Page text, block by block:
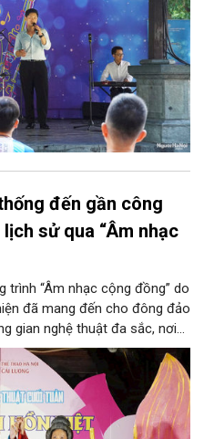
đến gần công
sử qua “Âm nhạc
trình “Âm nhạc cộng đồng” do
đã mang đến cho đông đảo
gian nghệ thuật đa sắc, nơi
cổ và các tiết mục múa
phố đi bộ hồ Hoàn Kiếm. Đặc
các nghệ sĩ đến từ
gặp gỡ nghệ thuật giàu